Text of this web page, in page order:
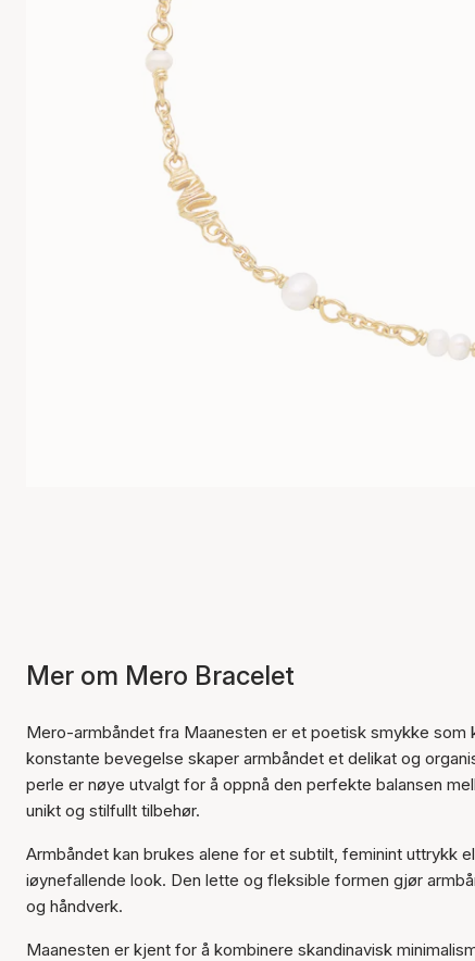
Mer om Mero Bracelet
Mero-armbåndet fra Maanesten er et poetisk smykke
konstante bevegelse skaper armbåndet et delikat og
perle er nøye utvalgt for å oppnå den perfekte balansen
unikt og stilfullt tilbehør.
Armbåndet kan brukes alene for et subtilt, feminint uttrykk
iøynefallende look. Den lette og fleksible formen gjør
og håndverk.
Maanesten er kjent for å kombinere skandinavisk